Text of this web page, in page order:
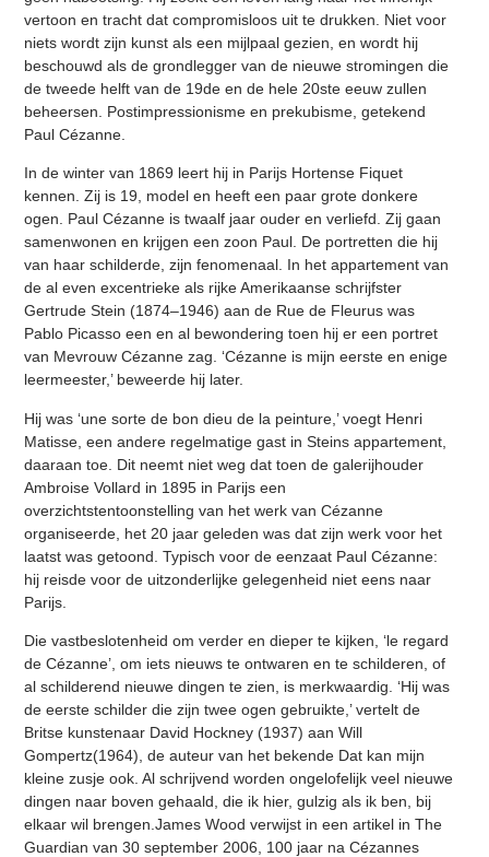
vertoon en tracht dat compromisloos uit te drukken. Niet voor
niets wordt zijn kunst als een mijlpaal gezien, en wordt hij
beschouwd als de grondlegger van de nieuwe stromingen die
de tweede helft van de 19de en de hele 20ste eeuw zullen
beheersen. Postimpressionisme en prekubisme, getekend
Paul Cézanne.
In de winter van 1869 leert hij in Parijs Hortense Fiquet
kennen. Zij is 19, model en heeft een paar grote donkere
ogen. Paul Cézanne is twaalf jaar ouder en verliefd. Zij gaan
samenwonen en krijgen een zoon Paul. De portretten die hij
van haar schilderde, zijn fenomenaal. In het appartement van
de al even excentrieke als rijke Amerikaanse schrijfster
Gertrude Stein (1874–1946) aan de Rue de Fleurus was
Pablo Picasso een en al bewondering toen hij er een portret
van Mevrouw Cézanne zag. ‘Cézanne is mijn eerste en enige
leermeester,’ beweerde hij later.
Hij was ‘une sorte de bon dieu de la peinture,’ voegt Henri
Matisse, een andere regelmatige gast in Steins appartement,
daaraan toe. Dit neemt niet weg dat toen de galerijhouder
Ambroise Vollard in 1895 in Parijs een
overzichtstentoonstelling van het werk van Cézanne
organiseerde, het 20 jaar geleden was dat zijn werk voor het
laatst was getoond. Typisch voor de eenzaat Paul Cézanne:
hij reisde voor de uitzonderlijke gelegenheid niet eens naar
Parijs.
Die vastbeslotenheid om verder en dieper te kijken, ‘le regard
de Cézanne’, om iets nieuws te ontwaren en te schilderen, of
al schilderend nieuwe dingen te zien, is merkwaardig. ‘Hij was
de eerste schilder die zijn twee ogen gebruikte,’ vertelt de
Britse kunstenaar David Hockney (1937) aan Will
Gompertz(1964), de auteur van het bekende Dat kan mijn
kleine zusje ook. Al schrijvend worden ongelofelijk veel nieuwe
dingen naar boven gehaald, die ik hier, gulzig als ik ben, bij
elkaar wil brengen.James Wood verwijst in een artikel in The
Guardian van 30 september 2006, 100 jaar na Cézannes